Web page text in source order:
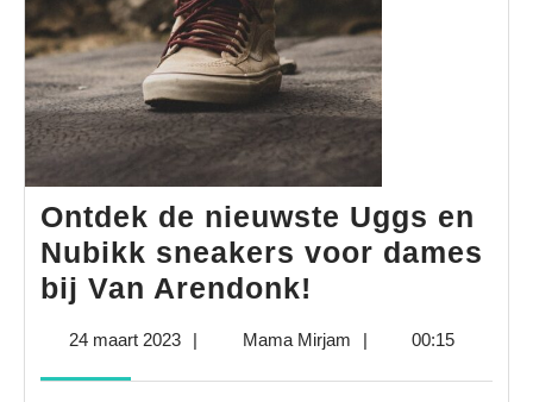
Ontdek de nieuwste Uggs en
Nubikk sneakers voor dames
bij Van Arendonk!
nieuwste
24 maart 202324| Mama MirjamMama
| 00:15